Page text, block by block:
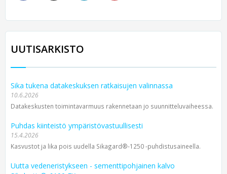
UUTISARKISTO
Sika tukena datakeskuksen ratkaisujen valinnassa
10.6.2026
Datakeskusten toimintavarmuus rakennetaan jo suunnitteluvaiheessa.
Puhdas kiinteistö ympäristövastuullisesti
15.4.2026
Kasvustot ja lika pois uudella Sikagard®-1250 -puhdistusaineella.
Uutta vedeneristykseen - sementtipohjainen kalvo